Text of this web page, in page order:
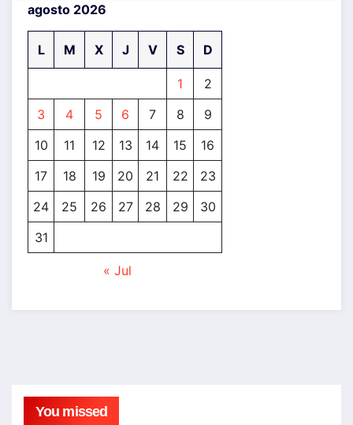
agosto 2026
L M X J V S D
1
2
3
4 5 6 7 8
9
10
11 12 13 14 15
16
17
18 19 20 21 22
23
24
25 26 27 28 29
30
31
« Jul
You missed